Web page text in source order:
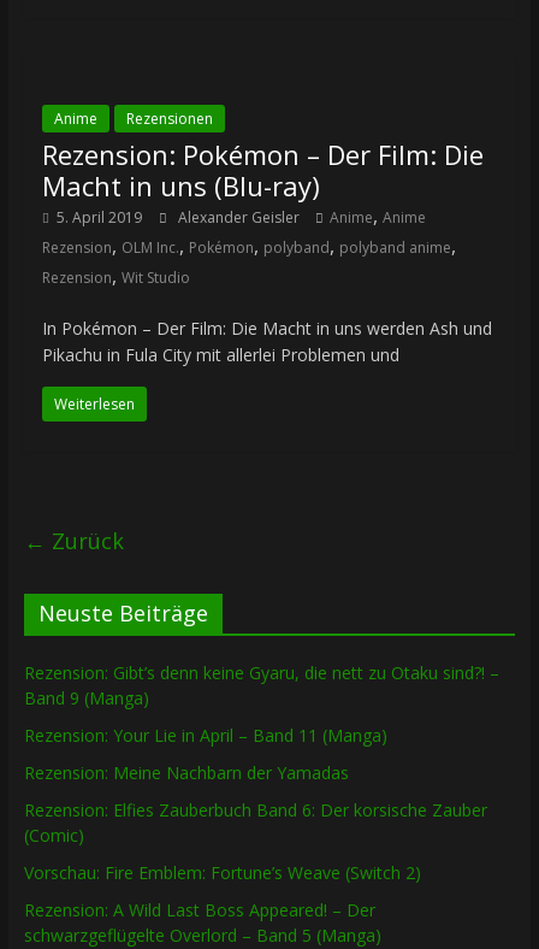
Anime Rezensionen
Rezension: Pokémon – Der Film: Die
Macht in uns (Blu-ray)
5. April 2019 Alexander Geisler Anime, Anime
Rezension, OLM Inc., Pokémon, polyband, polyband anime,
Rezension, Wit Studio
In Pokémon – Der Film: Die Macht in uns werden Ash und
Pikachu in Fula City mit allerlei Problemen und
Weiterlesen
← Zurück
Neuste Beiträge
Rezension: Gibt’s denn keine Gyaru, die nett zu Otaku sind?! –
Band 9 (Manga)
Rezension: Your Lie in April – Band 11 (Manga)
Rezension: Meine Nachbarn der Yamadas
Rezension: Elfies Zauberbuch Band 6: Der korsische Zauber
(Comic)
Vorschau: Fire Emblem: Fortune’s Weave (Switch 2)
Rezension: A Wild Last Boss Appeared! – Der
schwarzgeflügelte Overlord – Band 5 (Manga)